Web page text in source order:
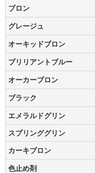
ブロン
グレージュ
オーキッドブロン
ブリリアントブルー
オーカーブロン
ブラック
エメラルドグリン
スプリンググリン
カーキブロン
色止め剤